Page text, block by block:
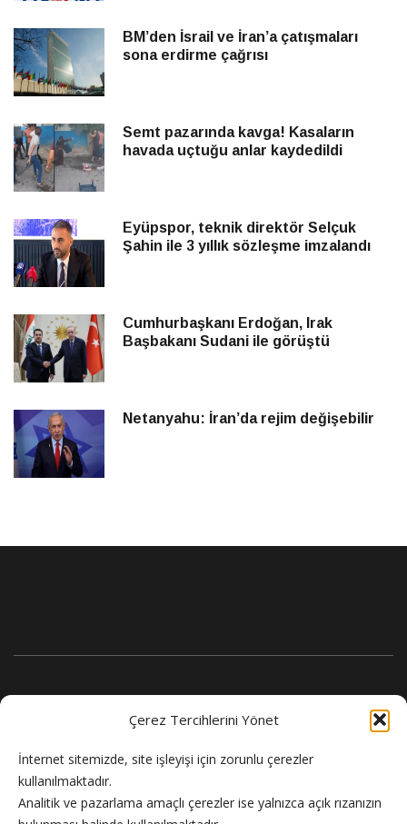
Çerez Tercihlerini Yönet
İnternet sitemizde, site işleyişi için zorunlu çerezler
kullanılmaktadır.
Analitik ve pazarlama amaçlı çerezler ise yalnızca açık rızanızın
BM’den İsrail ve İran’a çatışmaları
sona erdirme çağrısı
Semt pazarında kavga! Kasaların
havada uçtuğu anlar kaydedildi
Eyüpspor, teknik direktör Selçuk
Şahin ile 3 yıllık sözleşme imzalandı
Cumhurbaşkanı Erdoğan, Irak
Başbakanı Sudani ile görüştü
Netanyahu: İran’da rejim değişebilir